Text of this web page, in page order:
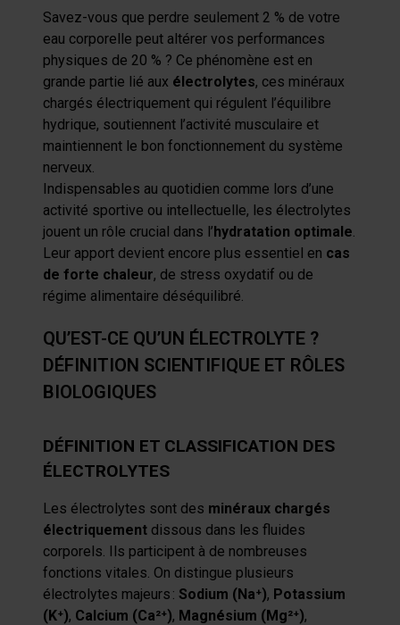
Savez-vous que perdre seulement 2 % de votre
eau corporelle peut altérer vos performances
physiques de 20 % ? Ce phénomène est en
grande partie lié aux électrolytes, ces minéraux
chargés électriquement qui régulent l’équilibre
hydrique, soutiennent l’activité musculaire et
maintiennent le bon fonctionnement du système
nerveux.
Indispensables au quotidien comme lors d’une
activité sportive ou intellectuelle, les électrolytes
jouent un rôle crucial dans l’hydratation optimale.
Leur apport devient encore plus essentiel en cas
de forte chaleur, de stress oxydatif ou de
régime alimentaire déséquilibré.
QU’EST-CE QU’UN ÉLECTROLYTE ?
DÉFINITION SCIENTIFIQUE ET RÔLES
BIOLOGIQUES
DÉFINITION ET CLASSIFICATION DES
ÉLECTROLYTES
Les électrolytes sont des minéraux chargés
électriquement dissous dans les fluides
corporels. Ils participent à de nombreuses
fonctions vitales. On distingue plusieurs
électrolytes majeurs : Sodium (Na⁺), Potassium
(K⁺), Calcium (Ca²⁺), Magnésium (Mg²⁺),